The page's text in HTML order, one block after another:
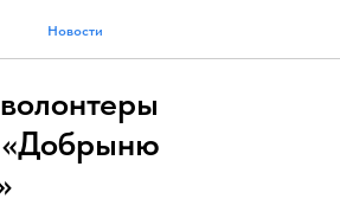
Новости